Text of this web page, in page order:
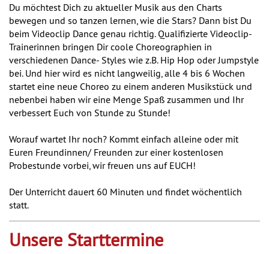
Du möchtest Dich zu aktueller Musik aus den Charts
bewegen und so tanzen lernen, wie die Stars? Dann bist Du
beim Videoclip Dance genau richtig. Qualifizierte Videoclip-
Trainerinnen bringen Dir coole Choreographien in
verschiedenen Dance- Styles wie z.B. Hip Hop oder Jumpstyle
bei. Und hier wird es nicht langweilig, alle 4 bis 6 Wochen
startet eine neue Choreo zu einem anderen Musikstück und
nebenbei haben wir eine Menge Spaß zusammen und Ihr
verbessert Euch von Stunde zu Stunde!
Worauf wartet Ihr noch? Kommt einfach alleine oder mit
Euren Freundinnen/ Freunden zur einer kostenlosen
Probestunde vorbei, wir freuen uns auf EUCH!
Der Unterricht dauert 60 Minuten und findet wöchentlich
statt.
Unsere Starttermine